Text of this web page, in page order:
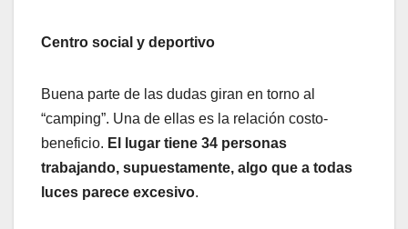
Centro social y deportivo
Buena parte de las dudas giran en torno al
“camping”. Una de ellas es la relación costo-
beneficio. El lugar tiene 34 personas
trabajando, supuestamente, algo que a todas
luces parece excesivo.